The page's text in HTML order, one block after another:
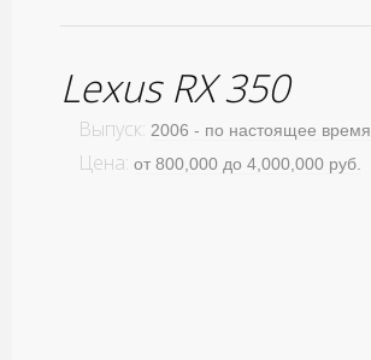
Lexus RX 350
Выпуск: 2006 - по настоящее время
Цена: от 800,000 до 4,000,000 руб.